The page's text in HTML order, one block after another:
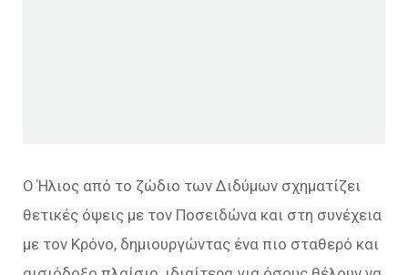
Ο Ήλιος από το ζώδιο των Διδύμων σχηματίζει
θετικές όψεις με τον Ποσειδώνα και στη συνέχεια
με τον Κρόνο, δημιουργώντας ένα πιο σταθερό και